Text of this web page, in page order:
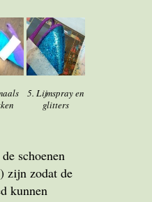
5. Lijmspray en
glitters
schoenen
zijn zodat de
kunnen